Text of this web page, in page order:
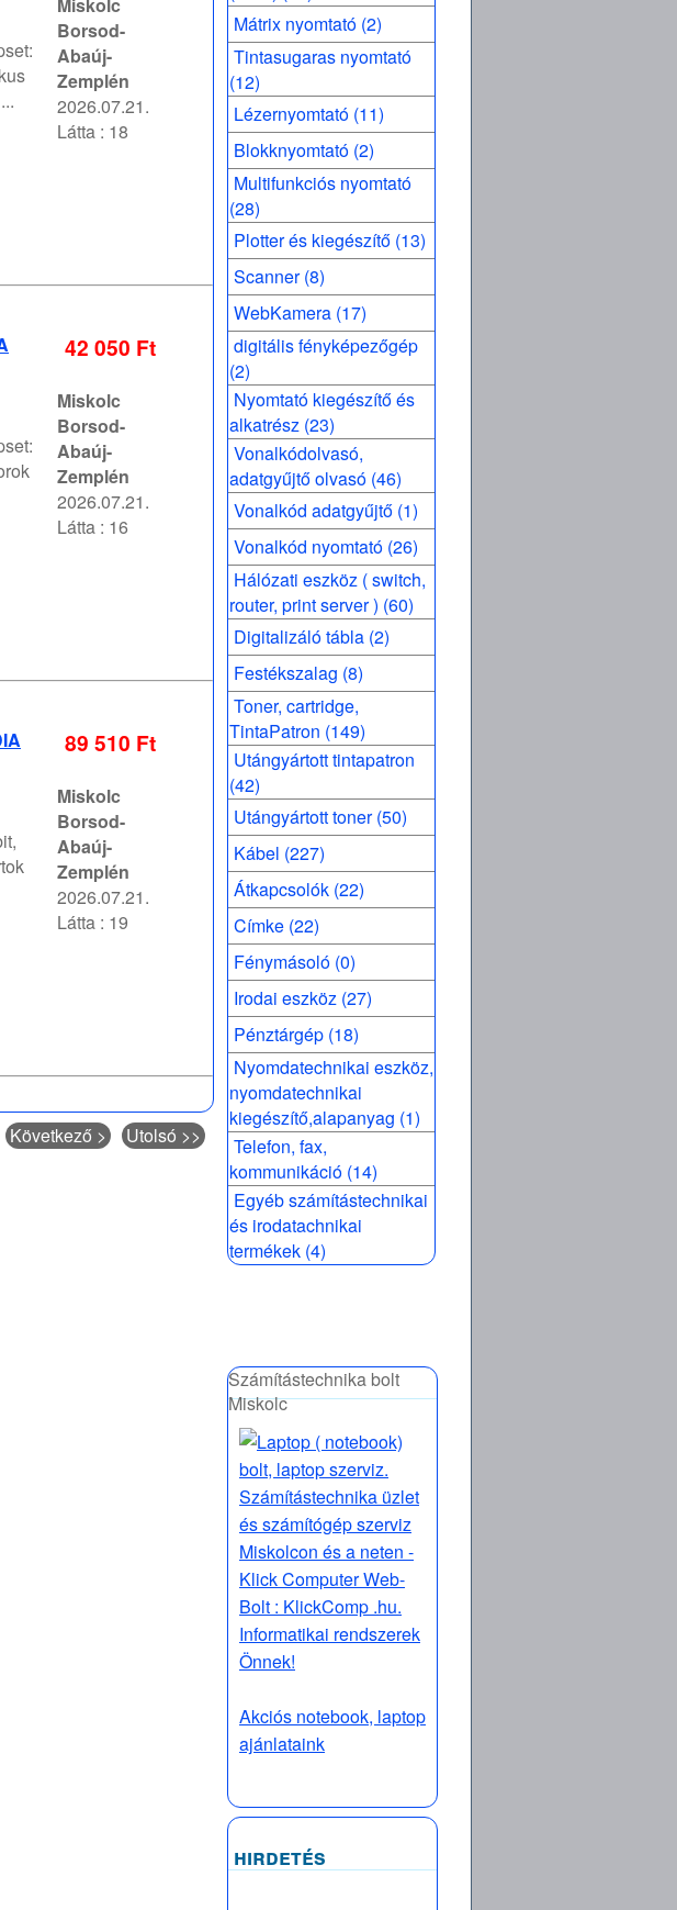
Miskolc
Borsod-
Abaúj-
Zemplén
2026.07.21.
Látta : 18
42 050 Ft
Miskolc
Borsod-
Abaúj-
Zemplén
2026.07.21.
Látta : 16
89 510 Ft
Miskolc
Borsod-
Abaúj-
Zemplén
2026.07.21.
Látta : 19
Következő > Utolsó >>
Mátrix nyomtató (2)
Tintasugaras nyomtató
(12)
Lézernyomtató (11)
Blokknyomtató (2)
Multifunkciós nyomtató
(28)
Plotter és kiegészítő (13)
Scanner (8)
WebKamera (17)
digitális fényképezőgép
(2)
Nyomtató kiegészítő és
alkatrész (23)
Vonalkódolvasó,
adatgyűjtő olvasó (46)
Vonalkód adatgyűjtő (1)
Vonalkód nyomtató (26)
Hálózati eszköz ( switch,
router, print server ) (60)
Digitalizáló tábla (2)
Festékszalag (8)
Toner, cartridge,
TintaPatron (149)
Utángyártott tintapatron
(42)
Utángyártott toner (50)
Kábel (227)
Átkapcsolók (22)
Címke (22)
Fénymásoló (0)
Irodai eszköz (27)
Pénztárgép (18)
Nyomdatechnikai eszköz,
nyomdatechnikai
kiegészítő,alapanyag (1)
Telefon, fax,
kommunikáció (14)
Egyéb számítástechnikai
és irodatachnikai
termékek (4)
Számítástechnika bolt
Miskolc
Akciós notebook, laptop
ajánlataink
hirdetés